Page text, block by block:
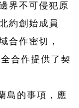
界不可侵犯原
約創始成員
合作密切，
合作提供了契
島的事項，應